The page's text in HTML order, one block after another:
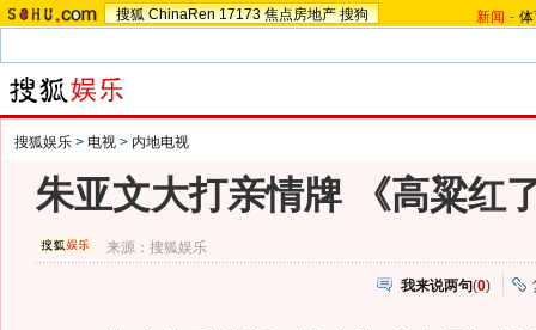
搜狐 ChinaRen 17173 焦点房地产 搜狗 新闻 -
搜狐娱乐 > 电视 > 内地电视
朱亚文大打亲情牌 《高粱红
来源：搜狐娱乐
我来说两句(0)